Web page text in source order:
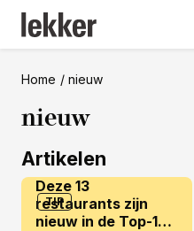
Home nieuw
nieuw
Artikelen
TIP
Deze 13
restaurants zijn
nieuw in de Top-100